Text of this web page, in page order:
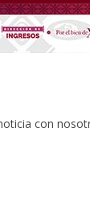
con